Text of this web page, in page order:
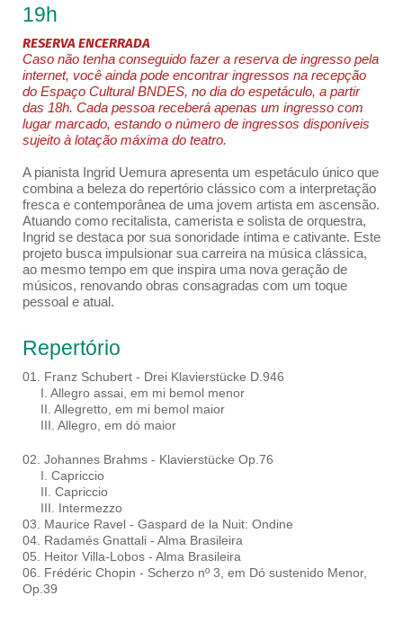
19h
RESERVA ENCERRADA
Caso não tenha conseguido fazer a reserva de ingresso pela
internet, você ainda pode encontrar ingressos na recepção
do Espaço Cultural BNDES, no dia do espetáculo, a partir
das 18h. Cada pessoa receberá apenas um ingresso com
lugar marcado, estando o número de ingressos disponíveis
sujeito à lotação máxima do teatro.
A pianista Ingrid Uemura apresenta um espetáculo único que
combina a beleza do repertório clássico com a interpretação
fresca e contemporânea de uma jovem artista em ascensão.
Atuando como recitalista, camerista e solista de orquestra,
Ingrid se destaca por sua sonoridade íntima e cativante. Este
projeto busca impulsionar sua carreira na música clássica,
ao mesmo tempo em que inspira uma nova geração de
músicos, renovando obras consagradas com um toque
pessoal e atual.
Repertório
01. Franz Schubert - Drei Klavierstücke D.946
I. Allegro assai, em mi bemol menor
II. Allegretto, em mi bemol maior
III. Allegro, em dó maior
02. Johannes Brahms - Klavierstücke Op.76
I. Capriccio
II. Capriccio
III. Intermezzo
03. Maurice Ravel - Gaspard de la Nuit: Ondine
04. Radamés Gnattali - Alma Brasileira
05. Heitor Villa-Lobos - Alma Brasileira
06. Frédéric Chopin - Scherzo nº 3, em Dó sustenido Menor,
Op.39